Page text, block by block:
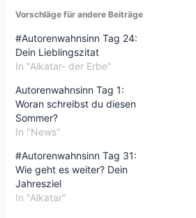
Vorschläge für andere Beiträge
#Autorenwahnsinn Tag 24:
Dein Lieblingszitat
In "Alkatar- der Erbe"
Autorenwahnsinn Tag 1:
Woran schreibst du diesen
Sommer?
In "News"
#Autorenwahnsinn Tag 31:
Wie geht es weiter? Dein
Jahresziel
In "Alkatar"